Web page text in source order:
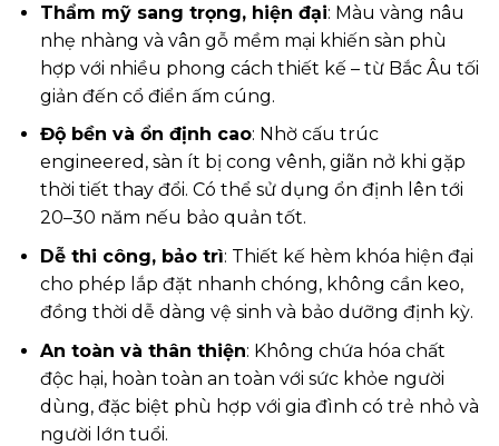
Thẩm mỹ sang trọng, hiện đại: Màu vàng nâu
nhẹ nhàng và vân gỗ mềm mại khiến sàn phù
hợp với nhiều phong cách thiết kế – từ Bắc Âu tối
giản đến cổ điển ấm cúng.
Độ bền và ổn định cao: Nhờ cấu trúc
engineered, sàn ít bị cong vênh, giãn nở khi gặp
thời tiết thay đổi. Có thể sử dụng ổn định lên tới
20–30 năm nếu bảo quản tốt.
Dễ thi công, bảo trì: Thiết kế hèm khóa hiện đại
cho phép lắp đặt nhanh chóng, không cần keo,
đồng thời dễ dàng vệ sinh và bảo dưỡng định kỳ.
An toàn và thân thiện: Không chứa hóa chất
độc hại, hoàn toàn an toàn với sức khỏe người
dùng, đặc biệt phù hợp với gia đình có trẻ nhỏ và
người lớn tuổi.